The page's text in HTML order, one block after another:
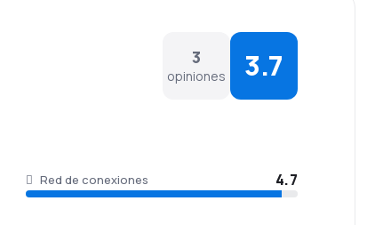
3
opiniones 3.7
Red de conexiones 4.7